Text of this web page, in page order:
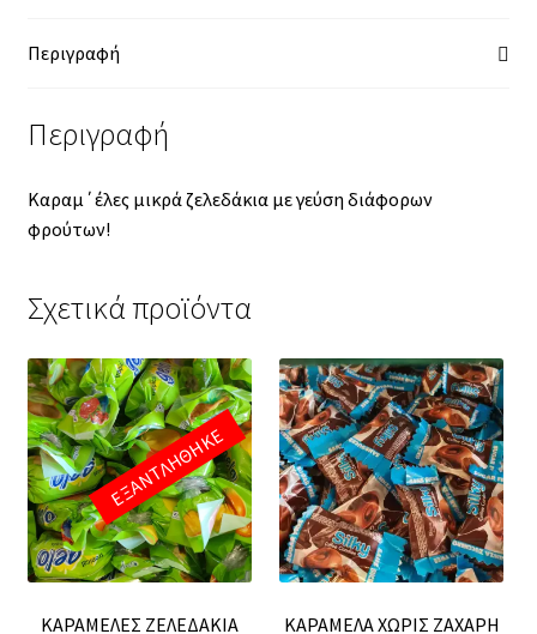
Περιγραφή
Περιγραφή
Καραμ΄έλες μικρά ζελεδάκια με γεύση διάφορων
φρούτων!
Σχετικά προϊόντα
ΚΑΡΑΜΕΛΕΣ ΖΕΛΕΔΑΚΙΑ
ΕΞΑΝΤΛΗΘΗΚΕ
ΚΑΡΑΜΕΛΑ ΧΩΡΙΣ ΖΑΧΑΡΗ